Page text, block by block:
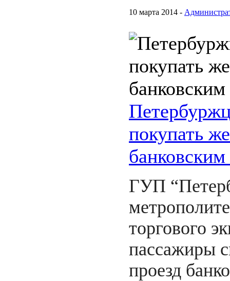
10 марта 2014 -
покупать
ГУП
торгового
пассажиры
проезд